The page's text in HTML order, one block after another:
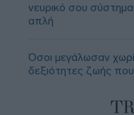
νευρικό σου
απλή
Όσοι μεγάλωσαν
δεξιότητες ζωής